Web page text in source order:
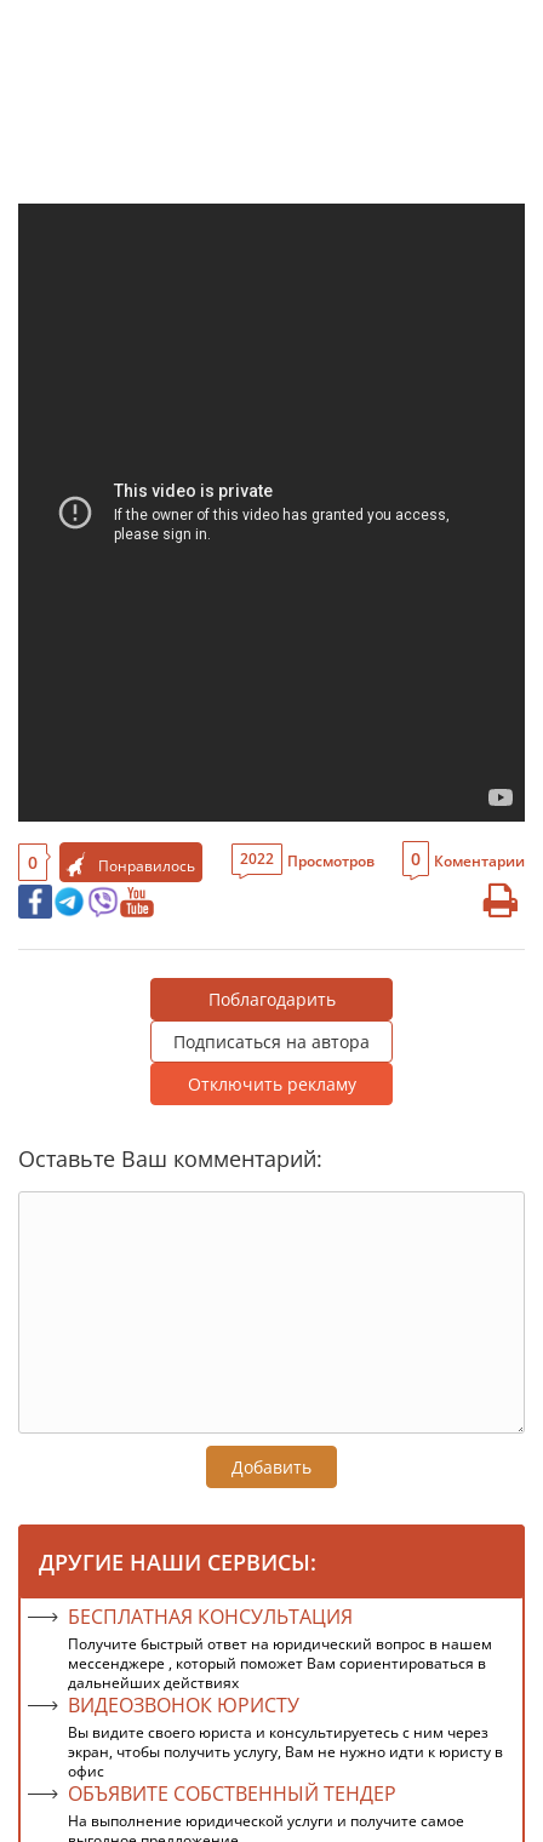
0 Понравилось 2022 Просмотров 0 Коментарии
Поблагодарить
Подписаться на автора
Отключить рекламу
Оставьте Ваш комментарий:
Добавить
ДРУГИЕ НАШИ СЕРВИСЫ:
БЕСПЛАТНАЯ КОНСУЛЬТАЦИЯ
Получите быстрый ответ на юридический вопрос в нашем
мессенджере , который поможет Вам сориентироваться в
дальнейших действиях
ВИДЕОЗВОНОК ЮРИСТУ
Вы видите своего юриста и консультируетесь с ним через
экран, чтобы получить услугу, Вам не нужно идти к юристу в
офис
ОБЪЯВИТЕ СОБСТВЕННЫЙ ТЕНДЕР
На выполнение юридической услуги и получите самое